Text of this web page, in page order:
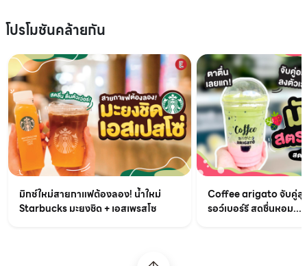
โปรโมชันคล้ายกัน
มิกซ์ใหม่สายกาแฟต้องลอง! น้ำใหม่
Starbucks มะยงชิด + เอสเพรสโซ
Coffee arigato จับคู่สุ
รอว์เบอร์รี สดชื่นหอม...